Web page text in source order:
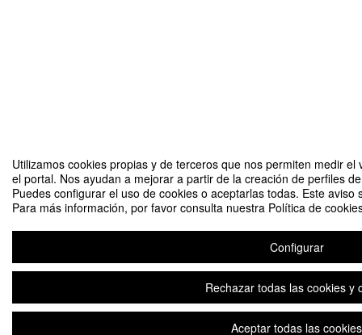
Utilizamos cookies propias y de terceros que nos permiten medir
el portal. Nos ayudan a mejorar a partir de la creación de perfiles
Puedes configurar el uso de cookies o aceptarlas todas. Este
Para más información, por favor consulta nuestra Política de
Configurar
Rechazar todas las cookies y
Aceptar todas las cookies